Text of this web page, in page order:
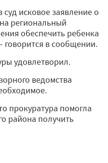
исковое заявление о
региональный
обеспечить ребенка
в сообщении.
удовлетворил.
ведомства
прокуратура помогла
района получить